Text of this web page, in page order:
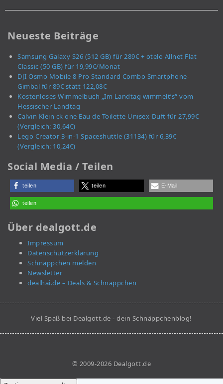
Neueste Beiträge
Samsung Galaxy S26 (512 GB) für 289€ + otelo Allnet Flat
Classic (50 GB) für 19,99€/Monat
DJI Osmo Mobile 8 Pro Standard Combo Smartphone-
Gimbal für 89€ statt 122,08€
Kostenloses Wimmelbuch „Im Landtag wimmelt’s“ vom
Hessischer Landtag
Calvin Klein ck one Eau de Toilette Unisex-Duft für 27,99€
(Vergleich: 30,64€)
Lego Creator 3-in-1 Spaceshuttle (31134) für 6,39€
(Vergleich: 10,24€)
Social Media / Teilen
teilen teilen E-Mail
teilen
Über dealgott.de
Impressum
Datenschutzerklärung
Schnäppchen melden
Newsletter
dealhai.de – Deals & Schnäppchen
Viel Spaß bei Dealgott.de - dein Schnäppchenblog!
© 2009-2026 Dealgott.de